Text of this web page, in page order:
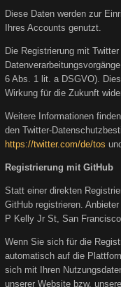
Diese Daten werden zur
Ihres Accounts genutzt.
Die Registrierung mit
6 Abs. 1 lit. a DSGVO).
Wirkung für die Zukunft
Weitere Informationen
den Twitter-
https://twitter.com/de/tos
Registrierung mit GitHub
Statt einer direkten
GitHub registrieren.
P Kelly Jr St, San
Wenn Sie sich für die
automatisch auf die
sich mit Ihren
unserer Website bzw.